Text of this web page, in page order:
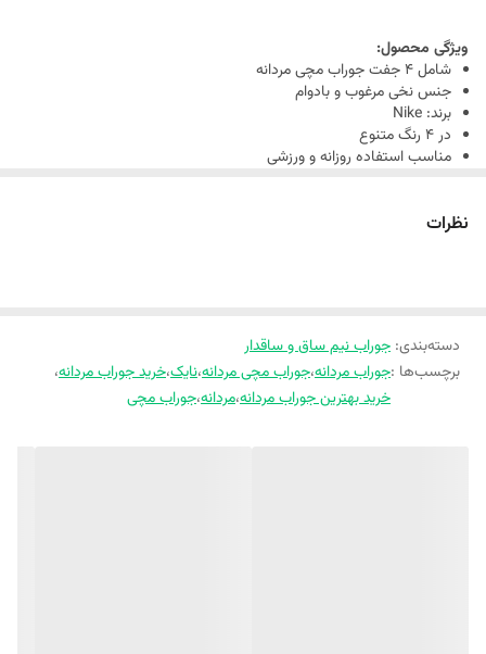
ویژگی محصول:
شامل ۴ جفت جوراب مچی مردانه
جنس نخی مرغوب و بادوام
برند: Nike
در ۴ رنگ متنوع
مناسب استفاده روزانه و ورزشی
نظرات
دسته‌بندی: جوراب نیم ساق و ساقدار
برچسب‌ها :جوراب مردانه،جوراب مچی مردانه،نایک،خرید جوراب مردانه،
خرید بهترین جوراب مردانه،مردانه،جوراب مچی